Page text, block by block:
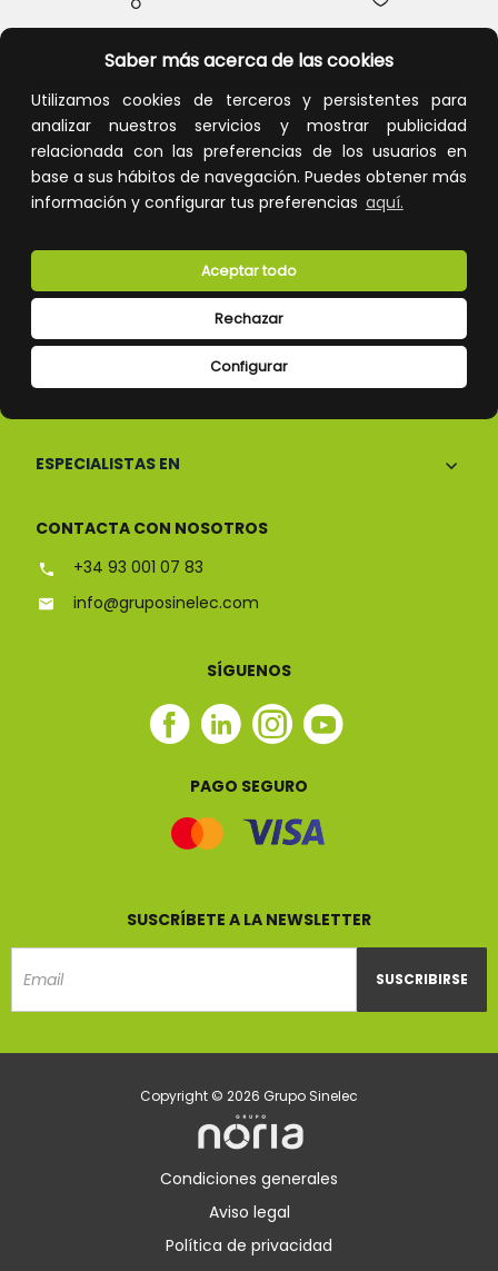
Saber más acerca de las cookies
Utilizamos cookies de terceros y persistentes para
analizar nuestros servicios y mostrar publicidad
relacionada con las preferencias de los usuarios en
base a sus hábitos de navegación. Puedes obtener más
información y configurar tus preferencias aquí.
Configurar
Rechazar
Aceptar todo
Devoluciones Pago seguro
Atención al cliente
ESPECIALISTAS EN
CONTACTA CON NOSOTROS
+34 93 001 07 83
info@gruposinelec.com
SÍGUENOS
Facebook
Linkedin
Instagram
Youtube
PAGO SEGURO
SUSCRÍBETE A LA NEWSLETTER
SUSCRIBIRSE
Copyright © 2026 Grupo Sinelec
Condiciones generales
Aviso legal
Política de privacidad